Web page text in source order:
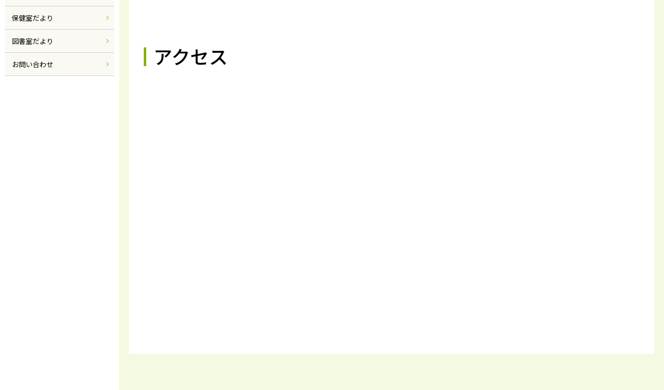
保健室だより
図書室だより
お問い合わせ アクセス